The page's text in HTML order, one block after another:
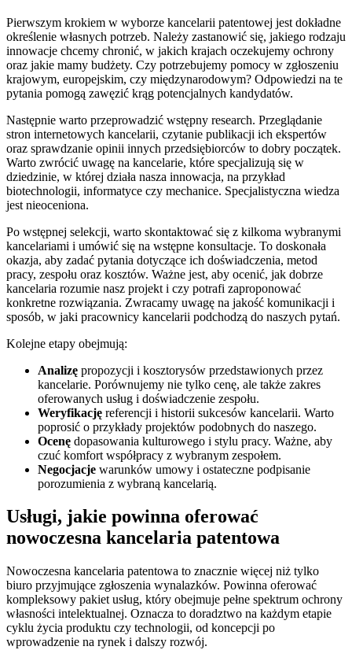
Pierwszym krokiem w wyborze kancelarii patentowej jest dokładne
określenie własnych potrzeb. Należy zastanowić się, jakiego rodzaju
innowacje chcemy chronić, w jakich krajach oczekujemy ochrony
oraz jakie mamy budżety. Czy potrzebujemy pomocy w zgłoszeniu
krajowym, europejskim, czy międzynarodowym? Odpowiedzi na te
pytania pomogą zawęzić krąg potencjalnych kandydatów.
Następnie warto przeprowadzić wstępny research. Przeglądanie
stron internetowych kancelarii, czytanie publikacji ich ekspertów
oraz sprawdzanie opinii innych przedsiębiorców to dobry początek.
Warto zwrócić uwagę na kancelarie, które specjalizują się w
dziedzinie, w której działa nasza innowacja, na przykład
biotechnologii, informatyce czy mechanice. Specjalistyczna wiedza
jest nieoceniona.
Po wstępnej selekcji, warto skontaktować się z kilkoma wybranymi
kancelariami i umówić się na wstępne konsultacje. To doskonała
okazja, aby zadać pytania dotyczące ich doświadczenia, metod
pracy, zespołu oraz kosztów. Ważne jest, aby ocenić, jak dobrze
kancelaria rozumie nasz projekt i czy potrafi zaproponować
konkretne rozwiązania. Zwracamy uwagę na jakość komunikacji i
sposób, w jaki pracownicy kancelarii podchodzą do naszych pytań.
Kolejne etapy obejmują:
Analizę propozycji i kosztorysów przedstawionych przez
kancelarie. Porównujemy nie tylko cenę, ale także zakres
oferowanych usług i doświadczenie zespołu.
Weryfikację referencji i historii sukcesów kancelarii. Warto
poprosić o przykłady projektów podobnych do naszego.
Ocenę dopasowania kulturowego i stylu pracy. Ważne, aby
czuć komfort współpracy z wybranym zespołem.
Negocjacje warunków umowy i ostateczne podpisanie
porozumienia z wybraną kancelarią.
Usługi, jakie powinna oferować
nowoczesna kancelaria patentowa
Nowoczesna kancelaria patentowa to znacznie więcej niż tylko
biuro przyjmujące zgłoszenia wynalazków. Powinna oferować
kompleksowy pakiet usług, który obejmuje pełne spektrum ochrony
własności intelektualnej. Oznacza to doradztwo na każdym etapie
cyklu życia produktu czy technologii, od koncepcji po
wprowadzenie na rynek i dalszy rozwój.